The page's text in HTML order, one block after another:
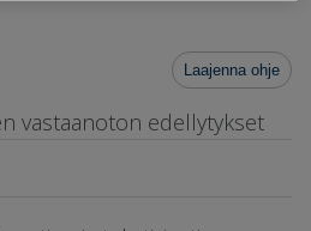
Laajenna ohje
vastaanoton edellytykset